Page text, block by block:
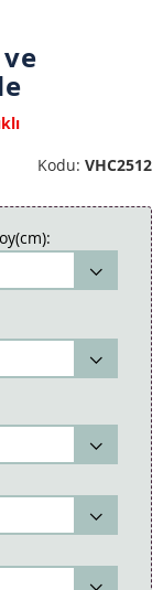
Kodu: VHC2512